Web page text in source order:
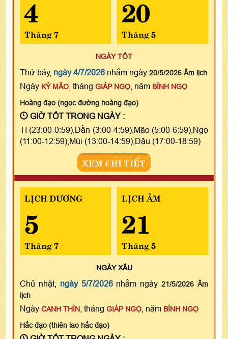
4
Tháng 7
20
Tháng 5
NGÀY TỐT
Thứ bảy, ngày 4/7/2026 nhằm ngày 20/5/2026 Âm lịch
Ngày KỶ MÃO , tháng GIÁP NGỌ , năm BÍNH NGỌ
Hoàng đạo (ngọc đường hoàng đạo)
GIỜ TỐT TRONG NGÀY :
Tí (23:00-0:59),Dần (3:00-4:59),Mão (5:00-6:59),Ngọ
(11:00-12:59),Mùi (13:00-14:59),Dậu (17:00-18:59)
XEM CHI TIẾT
LỊCH DƯƠNG
5
Tháng 7
LỊCH ÂM
21
Tháng 5
NGÀYXẤU
Chủ nhật, ngày 5/7/2026nhằm ngày21/5/2026 Âm
lịch
Ngày CANH THÌN , tháng GIÁP NGỌ , năm BÍNH NGỌ
Hắc đạo (thiên lao hắc đạo)